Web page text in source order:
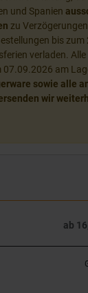
und Spanien
zu
bis
verladen.
am
sowie alle
wir
ab